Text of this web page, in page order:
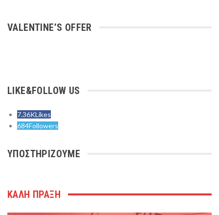
VALENTINE’S OFFER
LIKE&FOLLOW US
7.36KLikes
684Followers
ΥΠΟΣΤΗΡΙΖΟΥΜΕ
ΚΑΛΗ ΠΡΑΞΗ